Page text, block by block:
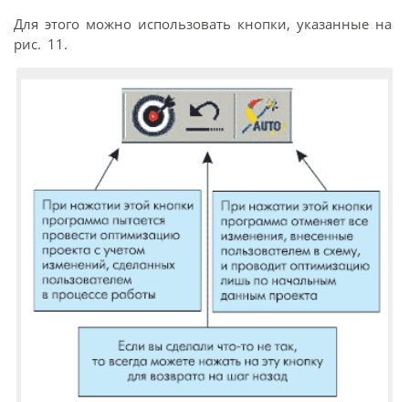
Для этого можно использовать кнопки, указанные на
рис. 11.